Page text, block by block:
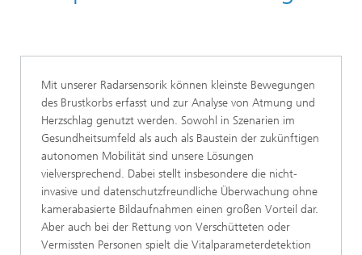
Mit unserer Radarsensorik können kleinste Bewegungen
des Brustkorbs erfasst und zur Analyse von Atmung und
Herzschlag genutzt werden. Sowohl in Szenarien im
Gesundheitsumfeld als auch als Baustein der zukünftigen
autonomen Mobilität sind unsere Lösungen
vielversprechend. Dabei stellt insbesondere die nicht-
invasive und datenschutzfreundliche Überwachung ohne
kamerabasierte Bildaufnahmen einen großen Vorteil dar.
Aber auch bei der Rettung von Verschütteten oder
Vermissten Personen spielt die Vitalparameterdetektion